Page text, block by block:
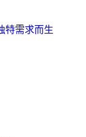
特需求而生